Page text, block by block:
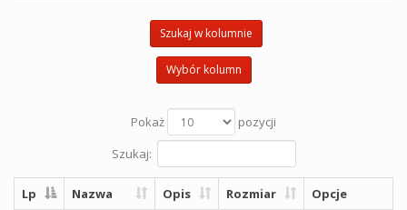
Szukaj w kolumnie
Wybór kolumn
Pokaż
pozycji
Szukaj:
Lp Nazwa Opis Rozmiar Opcje